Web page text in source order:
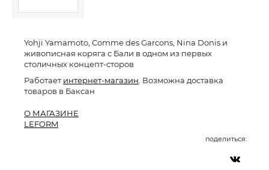
Yohji Yamamoto, Comme des Garcons, Nina Donis и
живописная коряга с Бали в одном из первых
столичных концепт-сторов
Работаетинтернет-магазин . Возможна доставка
товаров в Баксан
О МАГАЗИНЕ
LEFORM
поделиться: